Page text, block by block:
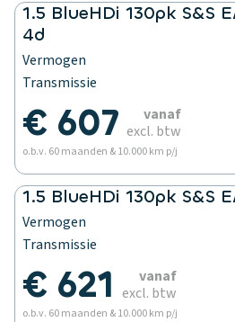
1.5 BlueHDi 130pk S&S
4d
Vermogen
Transmissie
€ 607
vanaf
excl. btw
o.b.v. 60 maanden & 10.000 km p/j
1.5 BlueHDi 130pk S&S
Vermogen
Transmissie
€ 621
vanaf
excl. btw
o.b.v. 60 maanden & 10.000 km p/j